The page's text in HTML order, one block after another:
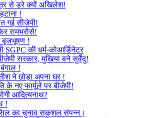
से डरे क्यों अखिलेश!
!
गई सीजेपी!
रामभरोसे!
बृजभूषण !
SGPC की धर्म-कोआर्डिनेटर
सरकार, मुखिया बने सुर्वेंदु!
!
ने छोड़ा अपना घर !
के नए फार्मूले पर बीजेपी!
आदित्यनाथ?
!
का चुनाव सकुशल संपन्न।